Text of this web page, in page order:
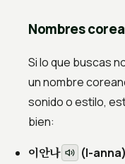
Nombres
Si lo que buscas
un nombre
sonido o estilo,
bien:
이안나 (I-anna)